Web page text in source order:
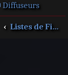
Diffuseurs
Listes de Films, séries...